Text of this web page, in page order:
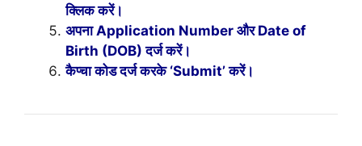
क्लिक करें।
अपना Application Number और Date of
Birth (DOB) दर्ज करें।
कैप्चा कोड दर्ज करके ‘Submit’ करें।